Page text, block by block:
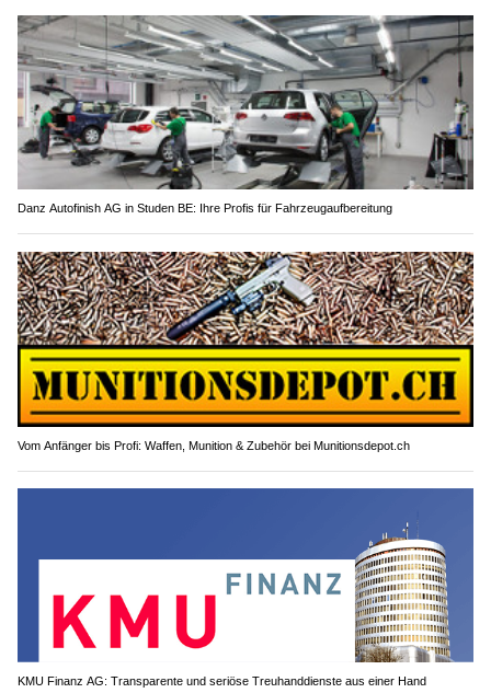
Danz Autofinish AG in Studen BE: Ihre Profis für Fahrzeugaufbereitung
Vom Anfänger bis Profi: Waffen, Munition & Zubehör bei Munitionsdepot.ch
KMU Finanz AG: Transparente und seriöse Treuhanddienste aus einer Hand